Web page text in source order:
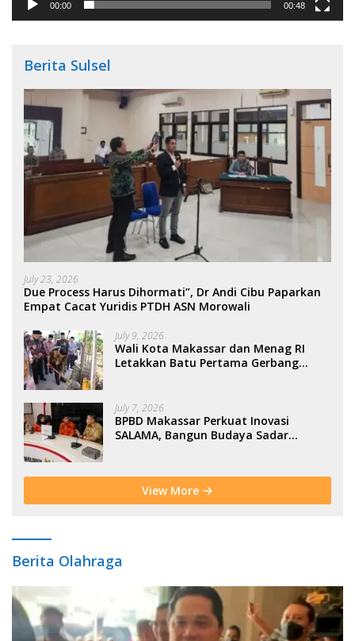
00:00 00:48
Berita Sulsel
July 23, 2026
Due Process Harus Dihormati”, Dr Andi Cibu Paparkan
Empat Cacat Yuridis PTDH ASN Morowali
July 9, 2026
Wali Kota Makassar dan Menag RI
Letakkan Batu Pertama Gerbang
July 7, 2026
BPBD Makassar Perkuat Inovasi
SALAMA, Bangun Budaya Sadar
View More
Berita Olahraga